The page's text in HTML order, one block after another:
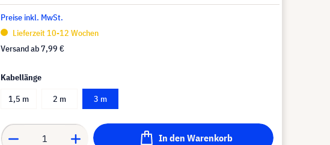
Preise inkl. MwSt.
Lieferzeit 10-12 Wochen
Versand ab7,99 €
Kabellänge
1,5 m
2 m 3 m
In den Warenkorb